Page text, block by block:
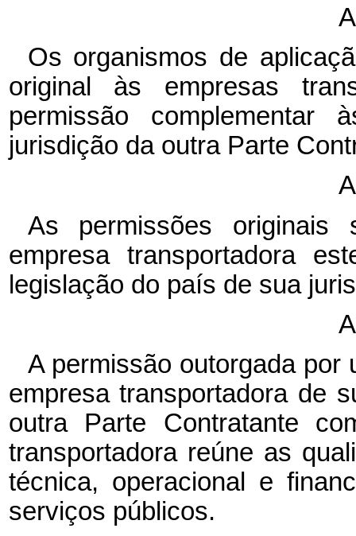
Os organismos de
original às empresas
permissão complementar
jurisdição da outra Parte
As permissões originais
empresa transportadora
legislação do país de sua
A permissão outorgada por
empresa transportadora de
outra Parte Contratante
transportadora reúne as
técnica, operacional e
serviços públicos.